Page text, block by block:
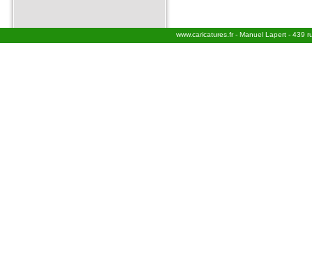
www.caricatures.fr - Manuel Lapert - 439